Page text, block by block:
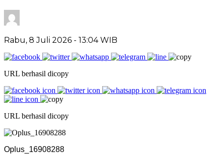
Rabu, 8 Juli 2026 - 13:04 WIB
URL berhasil dicopy
URL berhasil dicopy
Oplus_16908288